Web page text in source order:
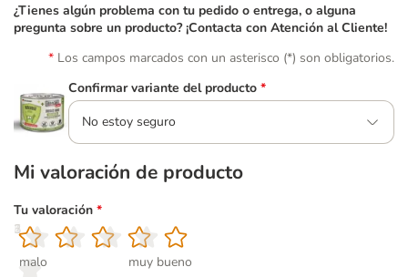
¿Tienes algún problema con tu pedido o entrega, o alguna
pregunta sobre un producto? ¡Contacta con Atención al Cliente!
Los campos marcados con un asterisco (*) son obligatorios.
Confirmar variante del producto *
No estoy seguro
Mi valoración de producto
Tu valoración *
1
malo
2
3
4
5
muy bueno